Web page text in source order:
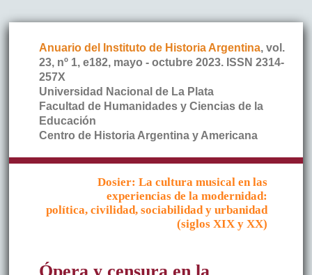
Anuario del Instituto de Historia Argentina, vol.
23, nº 1, e182, mayo - octubre 2023. ISSN 2314-
257X
Universidad Nacional de La Plata
Facultad de Humanidades y Ciencias de la
Educación
Centro de Historia Argentina y Americana
Dosier: La cultura musical en las
experiencias de la modernidad:
política, civilidad, sociabilidad y urbanidad
(siglos XIX y XX)